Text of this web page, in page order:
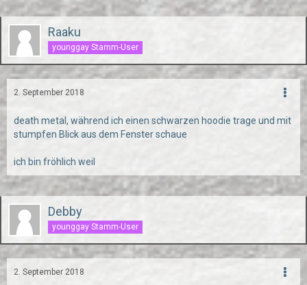
Raaku
younggay Stamm-User
2. September 2018
death metal, während ich einen schwarzen hoodie trage und mit
stumpfen Blick aus dem Fenster schaue
ich bin fröhlich weil
Debby
younggay Stamm-User
2. September 2018